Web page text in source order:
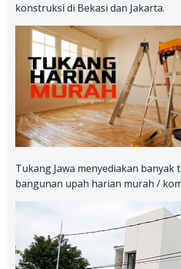
konstruksi di Bekasi dan Jakarta.
Tukang Jawa menyediakan banyak
bangunan upah harian murah /